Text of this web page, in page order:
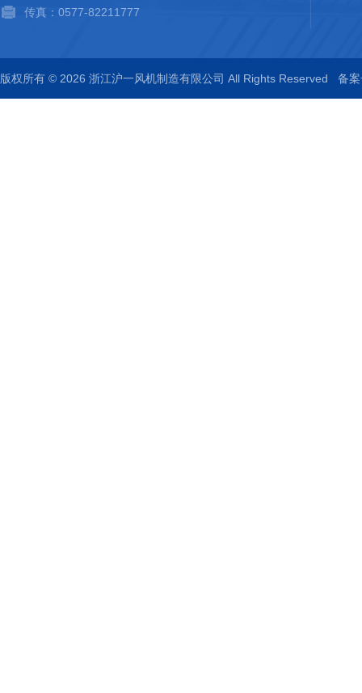
传真：0577-82211777
版权所有 © 2026 浙江沪一风机制造有限公司 All Rights Reserved 备